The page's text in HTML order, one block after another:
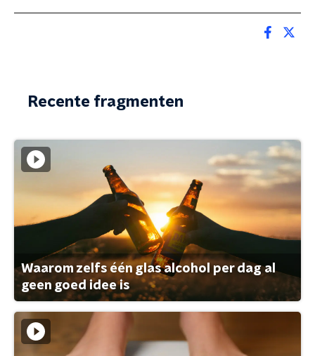
Recente fragmenten
Waarom zelfs één glas alcohol per dag al
geen goed idee is